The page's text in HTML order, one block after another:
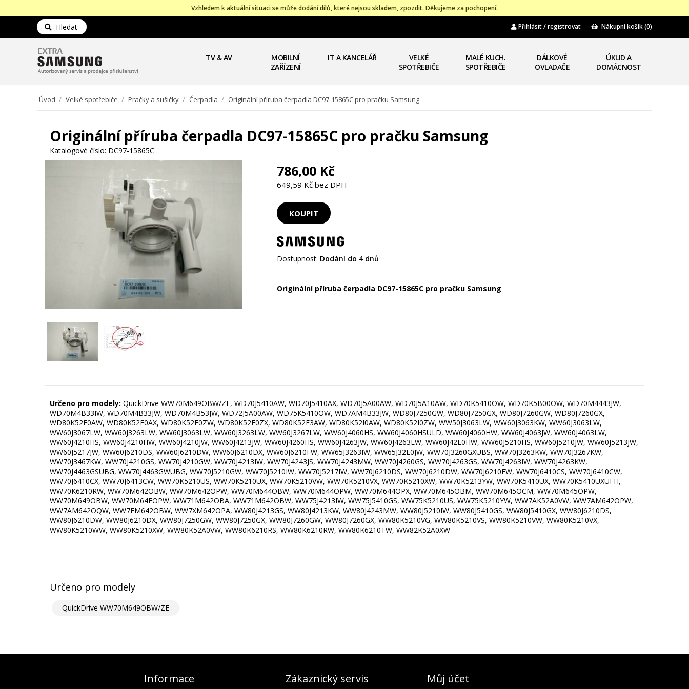
Vzhledem k aktuální situaci se může dodání dílů, které nejsou skladem, zpozdit. Děkujeme za pochopení.
Hledat Přihlásit / registrovat Nákupní košík(0)
TV & AV
MOBILNÍ
ZAŘÍZENÍ
IT A KANCELÁŘ
VELKÉ
SPOTŘEBIČE
MALÉ KUCH.
SPOTŘEBIČE
DÁLKOVÉ
OVLADAČE
ÚKLID A
DOMÁCNOST
Úvod / Velké spotřebiče / Pračky a sušičky / Čerpadla / Originální příruba čerpadla DC97-15865C pro pračku Samsung
Originální příruba čerpadla DC97-15865C pro pračku Samsung
Katalogové číslo: DC97-15865C
786,00 Kč
649,59 Kč bez DPH
Dostupnost: Dodání do 4 dnů
Originální příruba čerpadla DC97-15865C pro pračku Samsung
Určeno pro modely: QuickDrive WW70M649OBW/ZE, WD70J5410AW, WD70J5410AX, WD70J5A00AW, WD70J5A10AW, WD70K5410OW, WD70K5B00OW, WD70M4443JW,
WD70M4B33IW, WD70M4B33JW, WD70M4B53JW, WD72J5A00AW, WD75K5410OW, WD7AM4B33JW, WD80J7250GW, WD80J7250GX, WD80J7260GW, WD80J7260GX,
WD80K52E0AW, WD80K52E0AX, WD80K52E0ZW, WD80K52E0ZX, WD80K52E3AW, WD80K52I0AW, WD80K52I0ZW, WW50J3063LW, WW60J3063KW, WW60J3063LW,
WW60J3067LW, WW60J3263LW, WW60J3063LW, WW60J3263LW, WW60J3267LW, WW60J4060HS, WW60J4060HSULD, WW60J4060HW, WW60J4063JW, WW60J4063LW,
WW60J4210HS, WW60J4210HW, WW60J4210JW, WW60J4213JW, WW60J4260HS, WW60J4263JW, WW60J4263LW, WW60J42E0HW, WW60J5210HS, WW60J5210JW, WW60J5213JW,
WW60J5217JW, WW60J6210DS, WW60J6210DW, WW60J6210DX, WW60J6210FW, WW65J3263IW, WW65J32E0JW, WW70J3260GXUBS, WW70J3263KW, WW70J3267KW,
WW70J3467KW, WW70J4210GS, WW70J4210GW, WW70J4213IW, WW70J4243JS, WW70J4243MW, WW70J4260GS, WW70J4263GS, WW70J4263IW, WW70J4263KW,
WW70J4463GSUBG, WW70J4463GWUBG, WW70J5210GW, WW70J5210IW, WW70J5217IW, WW70J6210DS, WW70J6210DW, WW70J6210FW, WW70J6410CS, WW70J6410CW,
WW70J6410CX, WW70J6413CW, WW70K5210US, WW70K5210UX, WW70K5210VW, WW70K5210VX, WW70K5210XW, WW70K5213YW, WW70K5410UX, WW70K5410UXUFH,
WW70K6210RW, WW70M642OBW, WW70M642OPW, WW70M644OBW, WW70M644OPW, WW70M644OPX, WW70M645OBM, WW70M645OCM, WW70M645OPW,
WW70M649OBW, WW70M64FOPW, WW71M642OBA, WW71M642OBW, WW75J4213IW, WW75J5410GS, WW75K5210US, WW75K5210YW, WW7AK52A0VW, WW7AM642OPW,
WW7AM642OQW, WW7EM642OBW, WW7XM642OPA, WW80J4213GS, WW80J4213KW, WW80J4243MW, WW80J5210IW, WW80J5410GS, WW80J5410GX, WW80J6210DS,
WW80J6210DW, WW80J6210DX, WW80J7250GW, WW80J7250GX, WW80J7260GW, WW80J7260GX, WW80K5210VG, WW80K5210VS, WW80K5210VW, WW80K5210VX,
WW80K5210WW, WW80K5210XW, WW80K52A0VW, WW80K6210RS, WW80K6210RW, WW80K6210TW, WW82K52A0XW
Určeno pro modely
QuickDrive WW70M649OBW/ZE
Informace Zákaznický servis Můj účet